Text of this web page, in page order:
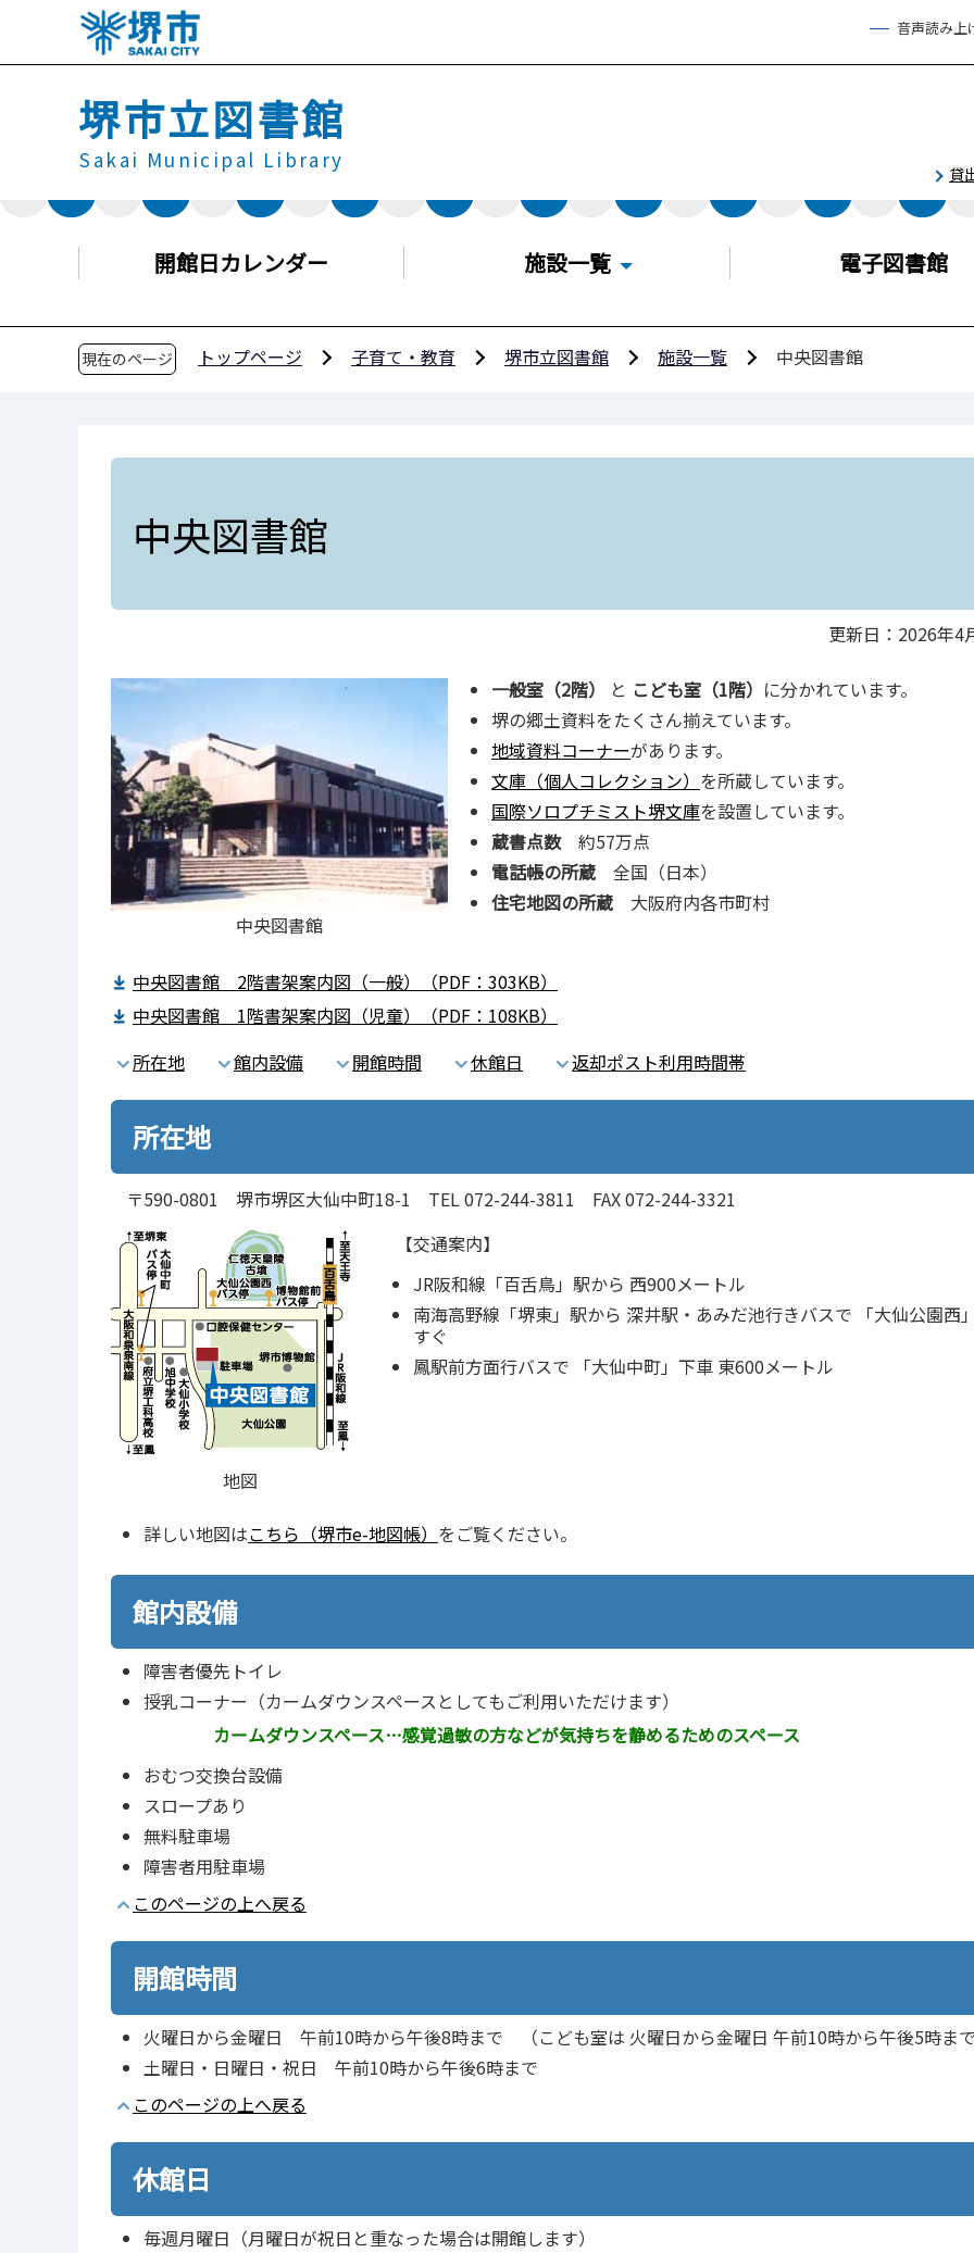
ペ
音声読み上
堺市立図書館
Sakai Municipal Library
貸
開館日カレンダー 施設一覧 電子図書館
現在のページ トップページ 子育て・教育 堺市立図書館 施設一覧 中央図書館
中央図書館
更新日：2026年4
中央図書館
一般室（2階） と こども室（1階） に分かれています。
堺の郷土資料をたくさん揃えています。
地域資料コーナーがあります。
文庫（個人コレクション） を所蔵しています。
国際ソロプチミスト堺文庫を設置しています。
蔵書点数 約57万点
電話帳の所蔵 全国（日本）
住宅地図の所蔵 大阪府内各市町村
中央図書館 2階書架案内図（一般）（PDF：303KB）
中央図書館 1階書架案内図（児童）（PDF：108KB）
所在地
館内設備 開館時間 休館日 返却ポスト利用時間帯
所在地
〒590-0801 堺市堺区大仙中町18-1 TEL 072-244-3811 FAX 072-244-3321
地図
【交通案内】
JR阪和線「百舌鳥」駅から 西900メートル
南海高野線「堺東」駅から 深井駅・あみだ池行きバスで 「大仙公園西
すぐ
鳳駅前方面行バスで 「大仙中町」下車 東600メートル
詳しい地図はこちら（堺市e-地図帳） をご覧ください。
館内設備
障害者優先トイレ
授乳コーナー（カームダウンスペースとしてもご利用いただけます）
カームダウンスペース…感覚過敏の方などが気持ちを静めるためのスペース
おむつ交換台設備
スロープあり
無料駐車場
障害者用駐車場
このページの上へ戻る
開館時間
火曜日から金曜日 午前10時から午後8時まで （こども室は 火曜日から金曜日 午前10時から午後5時ま
土曜日・日曜日・祝日 午前10時から午後6時まで
このページの上へ戻る
休館日
毎週月曜日（月曜日が祝日と重なった場合は開館します）